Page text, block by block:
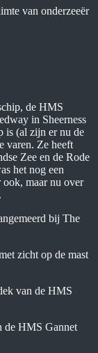
de HMS
in Sheerness
is (al zijn er nu de
varen. Ze heeft
Zee en de Rode
het nog een
maar nu over